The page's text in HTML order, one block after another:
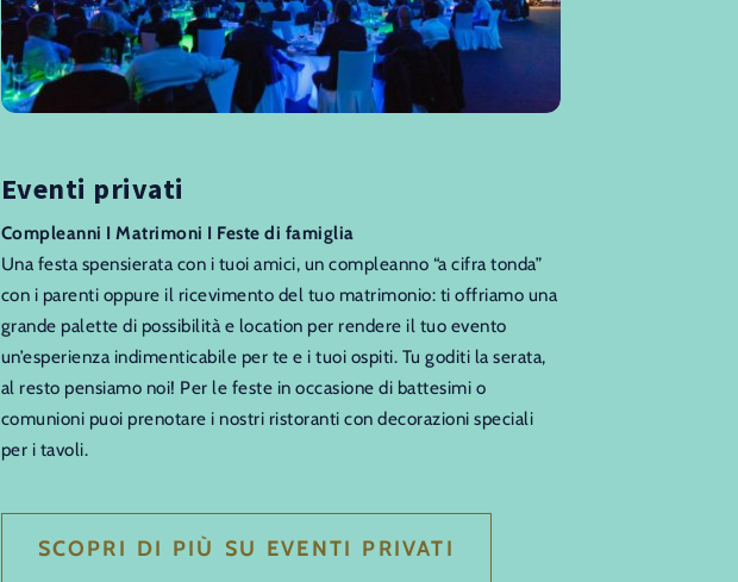
Eventi privati
Compleanni I Matrimoni I Feste di famiglia
Una festa spensierata con i tuoi amici, un compleanno “a cifra tonda”
con i parenti oppure il ricevimento del tuo matrimonio: ti offriamo una
grande palette di possibilità e location per rendere il tuo evento
un’esperienza indimenticabile per te e i tuoi ospiti. Tu goditi la serata,
al resto pensiamo noi! Per le feste in occasione di battesimi o
comunioni puoi prenotare i nostri ristoranti con decorazioni speciali
per i tavoli.
SCOPRI DI PIÙ SU EVENTI PRIVATI